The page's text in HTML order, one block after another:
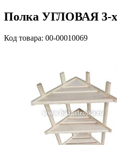
Полка УГЛОВАЯ 3-
Код товара: 00-00010069